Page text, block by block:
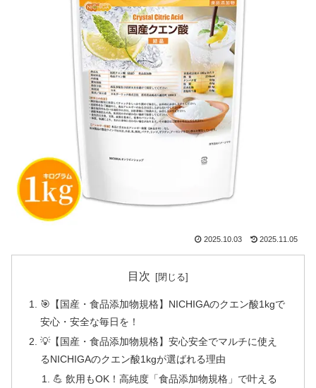
2025.10.03 2025.11.05
目次
🎯【国産・食品添加物規格】NICHIGAのクエン酸1kgで
安心・安全な毎日を！
💡【国産・食品添加物規格】安心安全でマルチに使え
るNICHIGAのクエン酸1kgが選ばれる理由
💪 飲用もOK！高純度「食品添加物規格」で叶える